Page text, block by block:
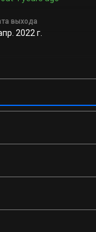
выхода
2022 г.